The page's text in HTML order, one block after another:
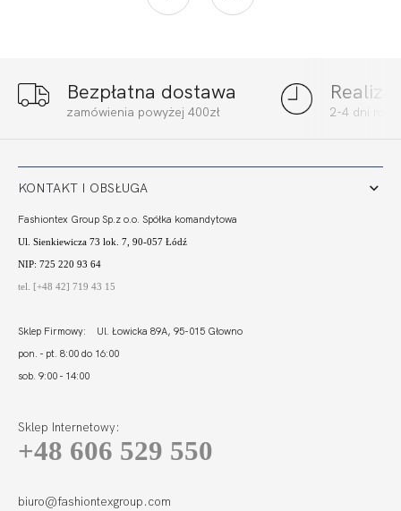
Bezpłatna dostawa
zamówienia powyżej 400zł 2-4 dni
KONTAKT I OBSŁUGA
Fashiontex Group Sp.z o.o. Spółka komandytowa
Ul. Sienkiewicza 73 lok. 7, 90-057 Łódź
NIP: 725 220 93 64
tel. [+48 42] 719 43 15
Sklep Firmowy: Ul. Łowicka 89A, 95-015 Głowno
pon. - pt. 8:00 do 16:00
sob. 9:00 - 14:00
Sklep Internetowy:
+48 606 529 550
biuro@fashiontexgroup.com